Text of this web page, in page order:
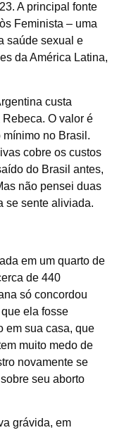
A principal fonte
Feminista – uma
saúde sexual e
da América Latina,
custa
O valor é
no Brasil.
cobre os custos
do Brasil antes,
não pensei duas
se sente aliviada.
em um quarto de
de 440
só concordou
ela fosse
em sua casa, que
muito medo de
novamente se
seu aborto
grávida, em